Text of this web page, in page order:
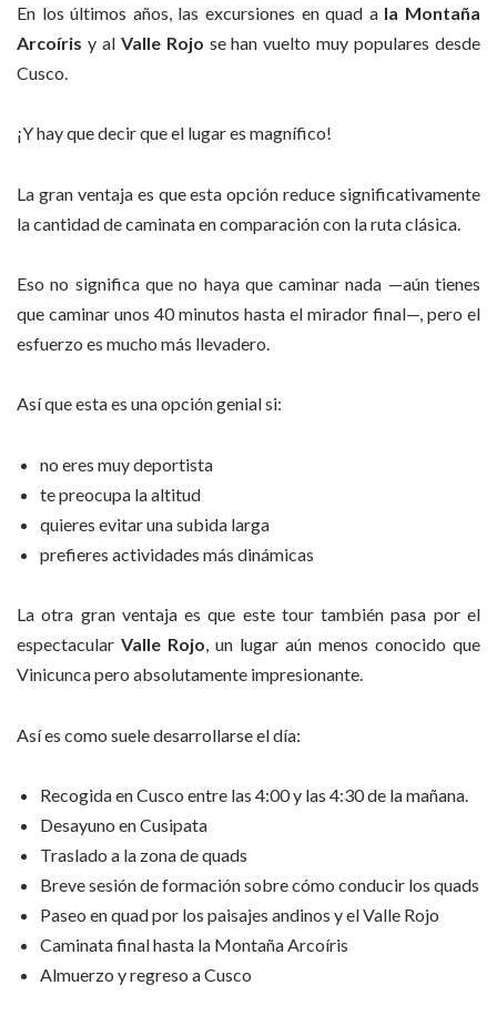
En los últimos años, las excursiones en quad a la Montaña
Arcoíris y al Valle Rojo se han vuelto muy populares desde
Cusco.
¡Y hay que decir que el lugar es magnífico!
La gran ventaja es que esta opción reduce significativamente
la cantidad de caminata en comparación con la ruta clásica.
Eso no significa que no haya que caminar nada —aún tienes
que caminar unos 40 minutos hasta el mirador final—, pero el
esfuerzo es mucho más llevadero.
Así que esta es una opción genial si:
no eres muy deportista
te preocupa la altitud
quieres evitar una subida larga
prefieres actividades más dinámicas
La otra gran ventaja es que este tour también pasa por el
espectacular Valle Rojo, un lugar aún menos conocido que
Vinicunca pero absolutamente impresionante.
Así es como suele desarrollarse el día:
Recogida en Cusco entre las 4:00 y las 4:30 de la mañana.
Desayuno en Cusipata
Traslado a la zona de quads
Breve sesión de formación sobre cómo conducir los quads
Paseo en quad por los paisajes andinos y el Valle Rojo
Caminata final hasta la Montaña Arcoíris
Almuerzo y regreso a Cusco